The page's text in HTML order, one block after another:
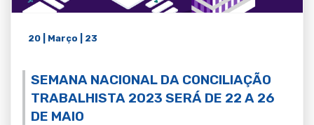
20 | Março | 23
SEMANA NACIONAL DA CONCILIAÇÃO
TRABALHISTA 2023 SERÁ DE 22 A 26
DE MAIO